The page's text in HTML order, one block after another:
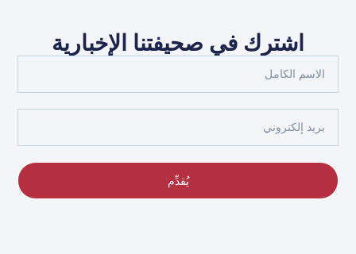
اشترك في صحيفتنا الإخبارية
الاسم
الكامل
إلكتروني
يُقدِّم